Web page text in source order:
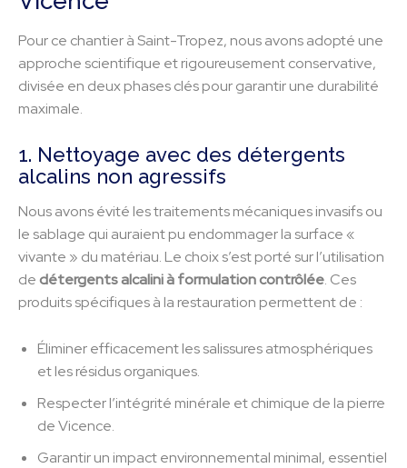
Pour ce chantier à Saint-Tropez, nous avons adopté une
approche scientifique et rigoureusement conservative,
divisée en deux phases clés pour garantir une durabilité
maximale.
1. Nettoyage avec des détergents
alcalins non agressifs
Nous avons évité les traitements mécaniques invasifs ou
le sablage qui auraient pu endommager la surface «
vivante » du matériau. Le choix s’est porté sur l’utilisation
dedétergents alcalini à formulation contrôlée. Ces
produits spécifiques à la restauration permettent de :
Éliminer efficacement les salissures atmosphériques
et les résidus organiques.
Respecter l’intégrité minérale et chimique de la pierre
de Vicence.
Garantir un impact environnemental minimal, essentiel